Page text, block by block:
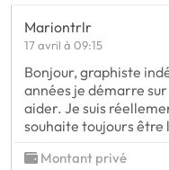
Mariontrlr
17 avril à 09:15
Bonjour, graphiste
années je démarre
aider. Je suis
souhaite toujours être
Montant privé